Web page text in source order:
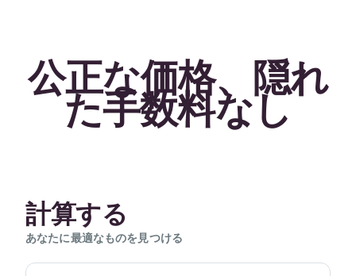
公正な価格、隠れ
た手数料なし
計算する
あなたに最適なものを見つける